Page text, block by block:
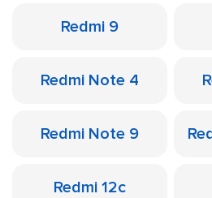
Redmi 9
Redmi Note 4
Redmi Note 9
Redmi 12c